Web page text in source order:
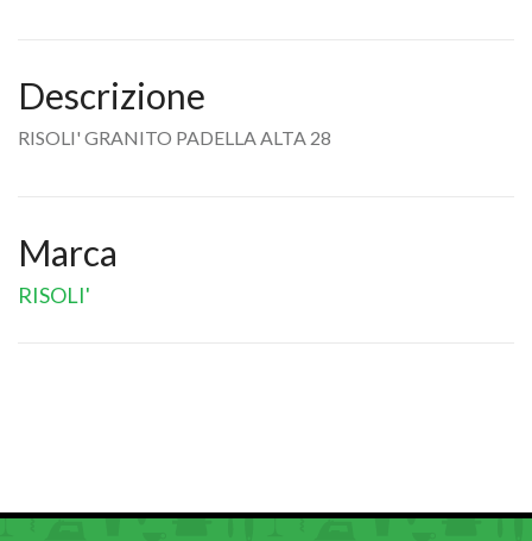
Descrizione
RISOLI' GRANITO PADELLA ALTA 28
Marca
RISOLI'